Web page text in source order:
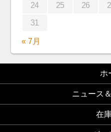
24 25 26
31
« 7月
ホ
ニュース
在